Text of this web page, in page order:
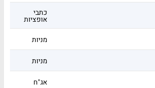
כתבי
אופציות
מניות
מניות
אג"ח